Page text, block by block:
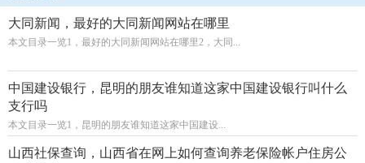
大同新闻，最好的大同新闻网站在哪里
本文目录一览1，最好的大同新闻网站在哪里2，大同...
中国建设银行，昆明的朋友谁知道这家中国建设银行叫什么
支行吗
本文目录一览1，昆明的朋友谁知道这家中国建设...
山西社保查询，山西省在网上如何查询养老保险帐户住房公